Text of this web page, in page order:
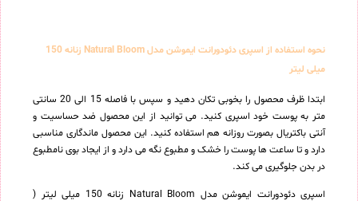
نحوه استفاده از اسپری دئودورانت ایموشن مدل Natural Bloom زنانه 150
میلی لیتر
ابتدا ظرف محصول را بخوبی تکان دهید و سپس با فاصله 15 الی 20 سانتی
متر به پوست خود اسپری کنید. می توانید از این محصول ضد حساسیت و
آنتی باکتریال بصورت روزانه هم استفاده کنید. این محصول ماندگاری مناسبی
دارد و تا ساعت ها پوست را خشک و مطبوع نگه می دارد و از ایجاد بوی نامطبوع
در بدن جلوگیری می کند.
اسپری دئودورانت ایموشن مدل Natural Bloom زنانه 150 میلی لیتر (